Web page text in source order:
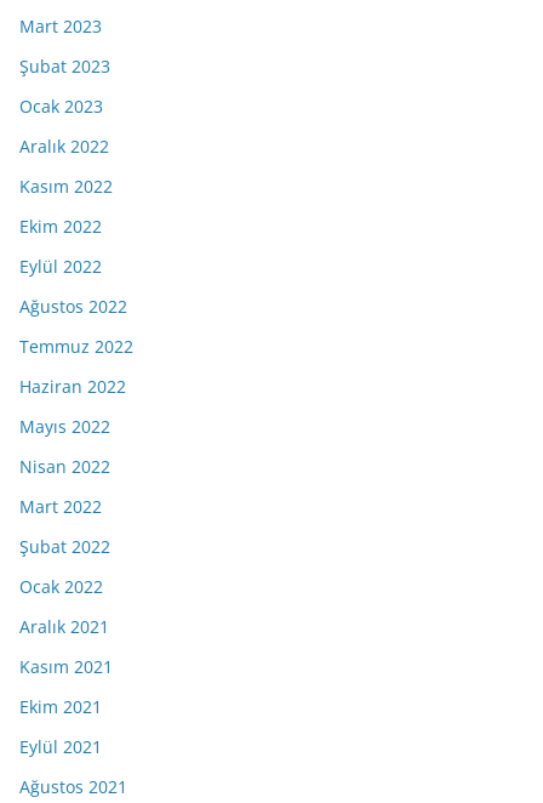
Mart 2023
Şubat 2023
Ocak 2023
Aralık 2022
Kasım 2022
Ekim 2022
Eylül 2022
Ağustos 2022
Temmuz 2022
Haziran 2022
Mayıs 2022
Nisan 2022
Mart 2022
Şubat 2022
Ocak 2022
Aralık 2021
Kasım 2021
Ekim 2021
Eylül 2021
Ağustos 2021